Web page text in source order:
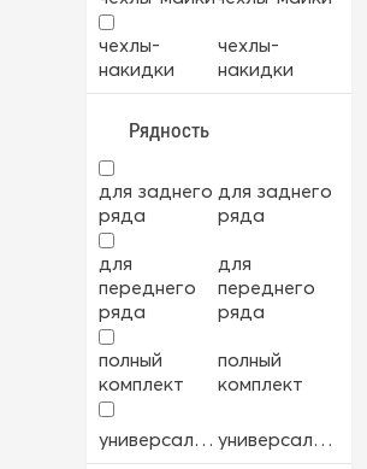
велюрвелюр
велюр+экокожа велюр+экокожа
ткань
экокожа экокожа
чехлы-
накидки
чехлы-
накидки
Рядность
для заднего
ряда
для заднего
ряда
для
переднего
ряда
для
переднего
ряда
полный
комплект
полный
комплект
универсальный универсальный